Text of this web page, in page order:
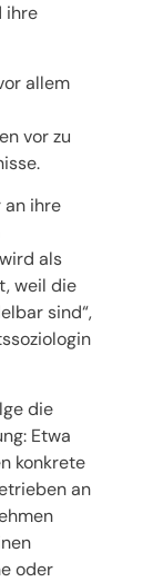
ihre
allem
vor zu
ihre
als
weil die
sind“,
die
Etwa
konkrete
an
oder